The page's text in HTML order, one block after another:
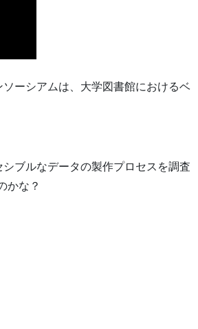
ーシアムは、大学図書館におけるベ
ブルなデータの製作プロセスを調査
かな？